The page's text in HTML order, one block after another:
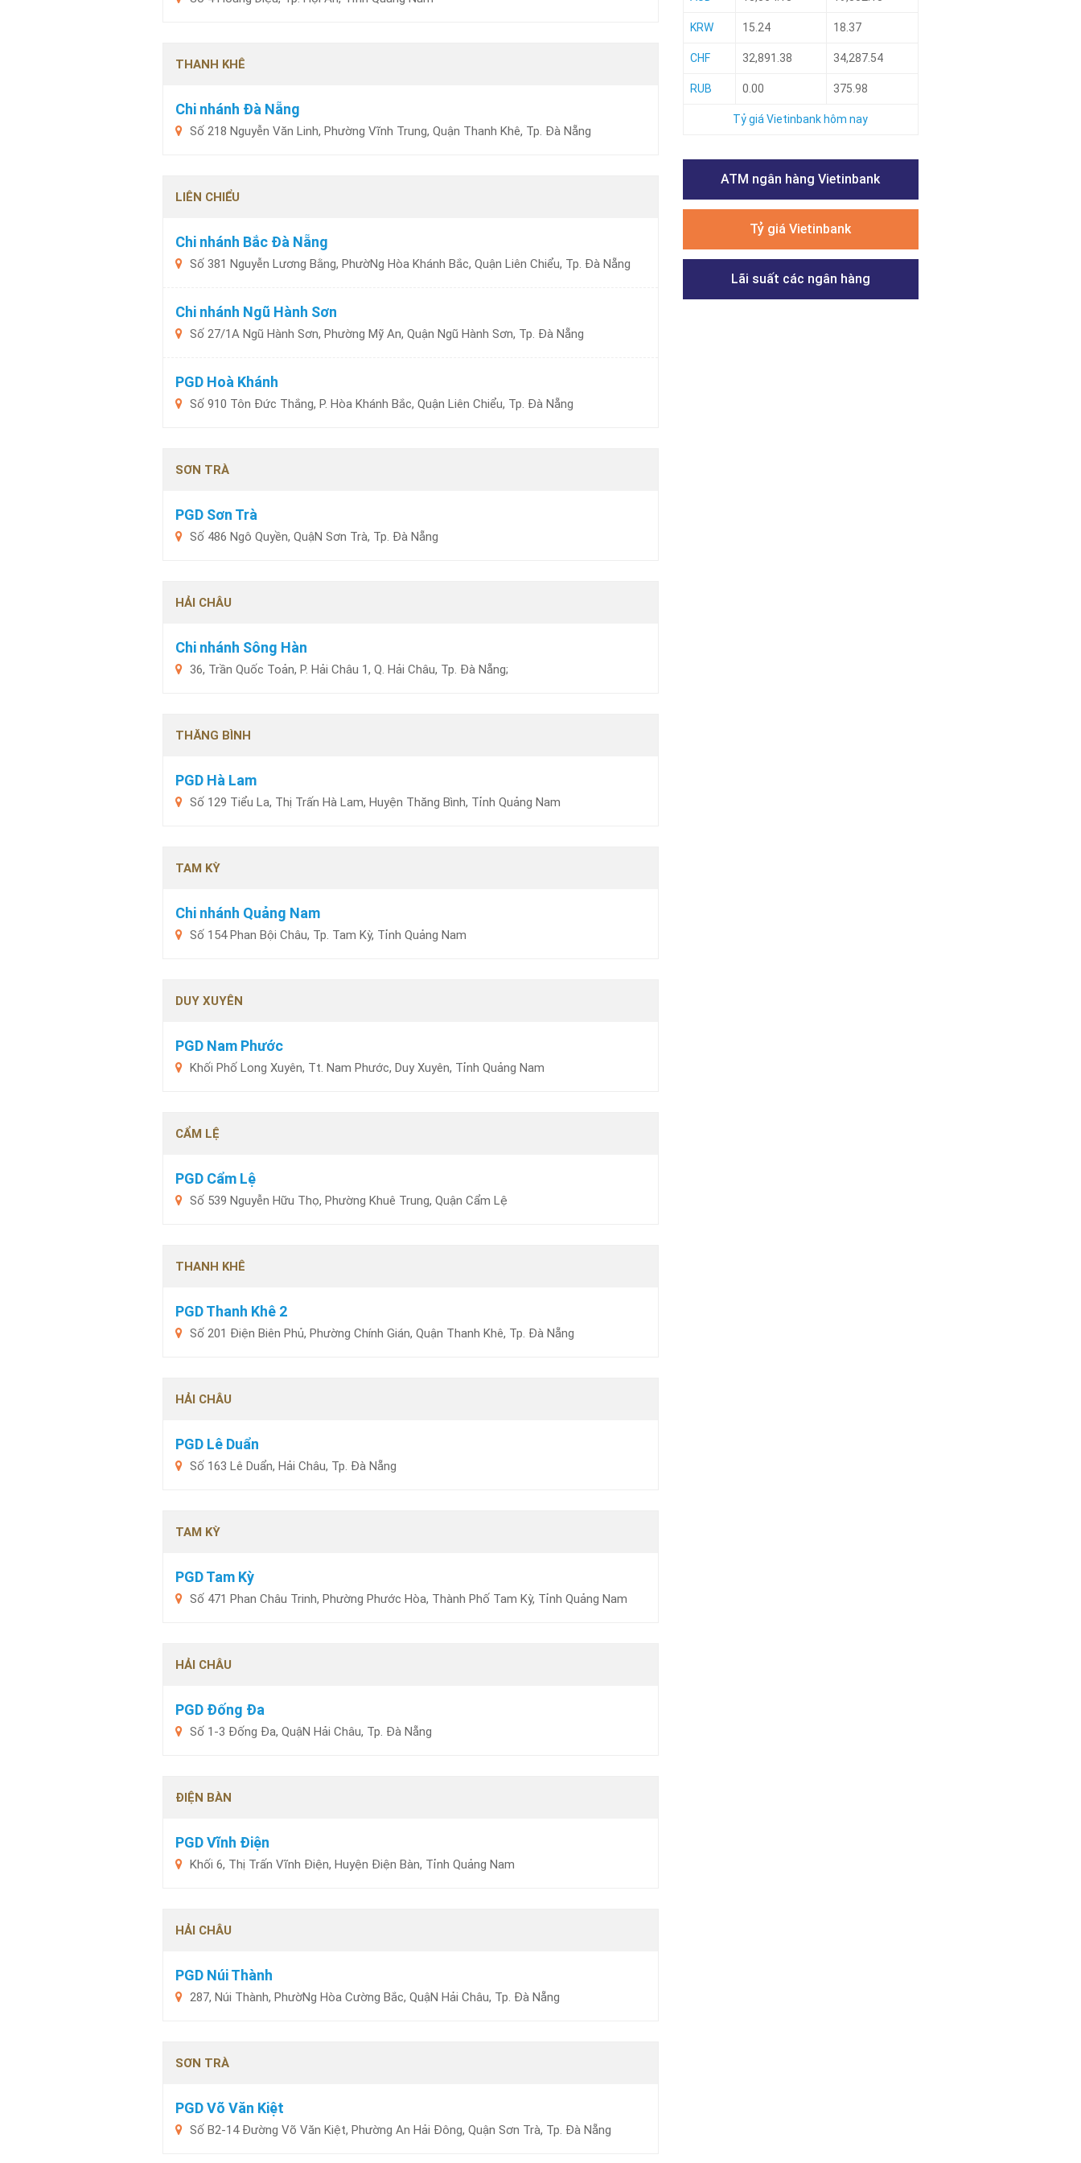
THANH KHÊ
Chi nhánh Đà Nẵng
Số 218 Nguyễn Văn Linh, Phường Vĩnh Trung, Quận Thanh Khê, Tp. Đà Nẵng
LIÊN CHIỂU
Chi nhánh Bắc Đà Nẵng
Số 381 Nguyễn Lương Bằng, PhườNg Hòa Khánh Bắc, Quận Liên Chiểu, Tp. Đà Nẵng
Chi nhánh Ngũ Hành Sơn
Số 27/1A Ngũ Hành Sơn, Phường Mỹ An, Quận Ngũ Hành Sơn, Tp. Đà Nẵng
PGD Hoà Khánh
Số 910 Tôn Đức Thắng, P. Hòa Khánh Bắc, Quận Liên Chiểu, Tp. Đà Nẵng
SƠN TRÀ
PGD Sơn Trà
Số 486 Ngô Quyền, QuậN Sơn Trà, Tp. Đà Nẵng
HẢI CHÂU
Chi nhánh Sông Hàn
36, Trần Quốc Toản, P. Hải Châu 1, Q. Hải Châu, Tp. Đà Nẵng;
THĂNG BÌNH
PGD Hà Lam
Số 129 Tiểu La, Thị Trấn Hà Lam, Huyện Thăng Bình, Tỉnh Quảng Nam
TAM KỲ
Chi nhánh Quảng Nam
Số 154 Phan Bội Châu, Tp. Tam Kỳ, Tỉnh Quảng Nam
DUY XUYÊN
PGD Nam Phước
Khối Phố Long Xuyên, Tt. Nam Phước, Duy Xuyên, Tỉnh Quảng Nam
CẨM LỆ
PGD Cẩm Lệ
Số 539 Nguyễn Hữu Thọ, Phường Khuê Trung, Quận Cẩm Lệ
THANH KHÊ
PGD Thanh Khê 2
Số 201 Điện Biên Phủ, Phường Chính Gián, Quận Thanh Khê, Tp. Đà Nẵng
HẢI CHÂU
PGD Lê Duẩn
Số 163 Lê Duẩn, Hải Châu, Tp. Đà Nẵng
TAM KỲ
PGD Tam Kỳ
Số 471 Phan Châu Trinh, Phường Phước Hòa, Thành Phố Tam Kỳ, Tỉnh Quảng Nam
HẢI CHÂU
PGD Đống Đa
Số 1-3 Đống Đa, QuậN Hải Châu, Tp. Đà Nẵng
ĐIỆN BÀN
PGD Vĩnh Điện
Khối 6, Thị Trấn Vĩnh Điện, Huyện Điện Bàn, Tỉnh Quảng Nam
HẢI CHÂU
PGD Núi Thành
287, Núi Thành, PhườNg Hòa Cường Bắc, QuậN Hải Châu, Tp. Đà Nẵng
SƠN TRÀ
PGD Võ Văn Kiệt
Số B2-14 Đường Võ Văn Kiệt, Phường An Hải Đông, Quận Sơn Trà, Tp. Đà Nẵng
KRW 15.24 18.37
CHF 32,891.38 34,287.54
RUB 0.00 375.98
Tỷ giá Vietinbank hôm nay
ATM ngân hàng Vietinbank
Tỷ giá Vietinbank
Lãi suất các ngân hàng